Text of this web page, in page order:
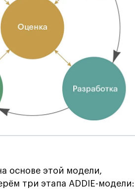
основе этой модели,
три этапа ADDIE-модели: